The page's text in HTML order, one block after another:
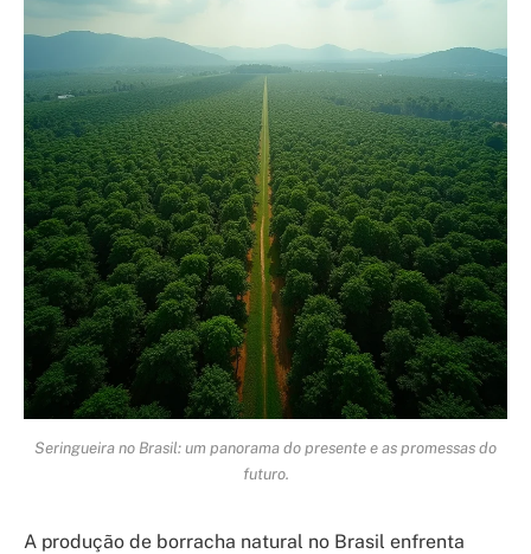
Seringueira no Brasil: um panorama do presente e as promessas do
futuro.
A produção de borracha natural no Brasil enfrenta